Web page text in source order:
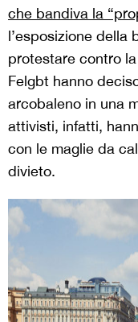
che bandiva la
l’esposizione della
protestare contro
Felgbt hanno
arcobaleno in una
attivisti, infatti,
con le maglie da
divieto.